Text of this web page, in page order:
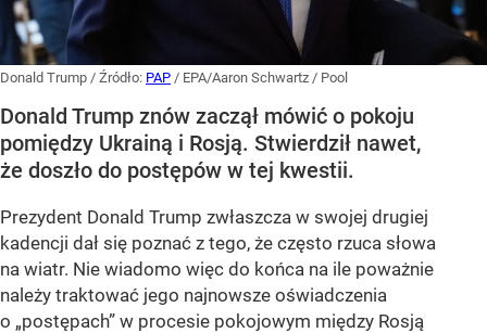
Donald Trump / Źródło: PAP / EPA/Aaron Schwartz / Pool
Donald Trump znów zaczął mówić o pokoju
pomiędzy Ukrainą i Rosją. Stwierdził nawet,
że doszło do postępów w tej kwestii.
Prezydent Donald Trump zwłaszcza w swojej drugiej
kadencji dał się poznać z tego, że często rzuca słowa
na wiatr. Nie wiadomo więc do końca na ile poważnie
należy traktować jego najnowsze oświadczenia
o „postępach” w procesie pokojowym między Rosją